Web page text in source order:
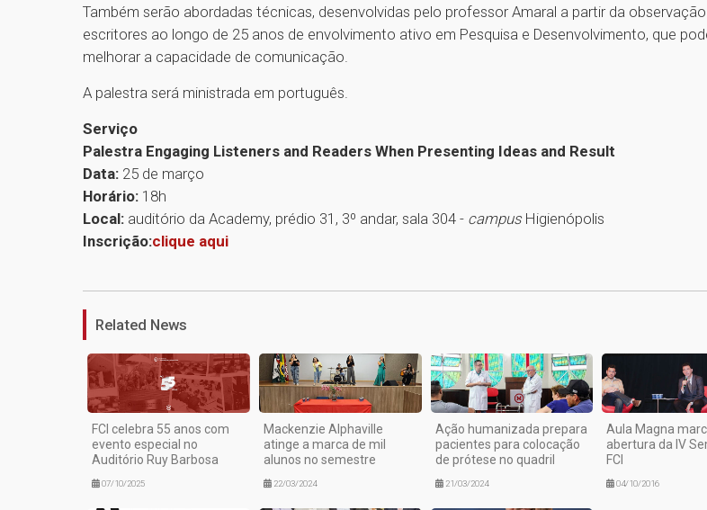
Também serão abordadas técnicas, desenvolvidas pelo professor Amaral a partir da
escritores ao longo de 25 anos de envolvimento ativo em Pesquisa e Desenvolvimento, que
melhorar a capacidade de comunicação.
A palestra será ministrada em português.
Serviço
Palestra Engaging Listeners and Readers When Presenting Ideas and Result
Data: 25 de março
Horário: 18h
Local: auditório da Academy, prédio 31, 3º andar, sala 304 - campus Higienópolis
Inscrição:clique aqui
Related News
FCI celebra 55 anos com
evento especial no
Auditório Ruy Barbosa
07/10/2025
Mackenzie Alphaville
atinge a marca de mil
alunos no semestre
22/03/2024
Ação humanizada prepara
pacientes para colocação
de prótese no quadril
21/03/2024
Aula Magna
abertura da IV
FCI
04/10/2016